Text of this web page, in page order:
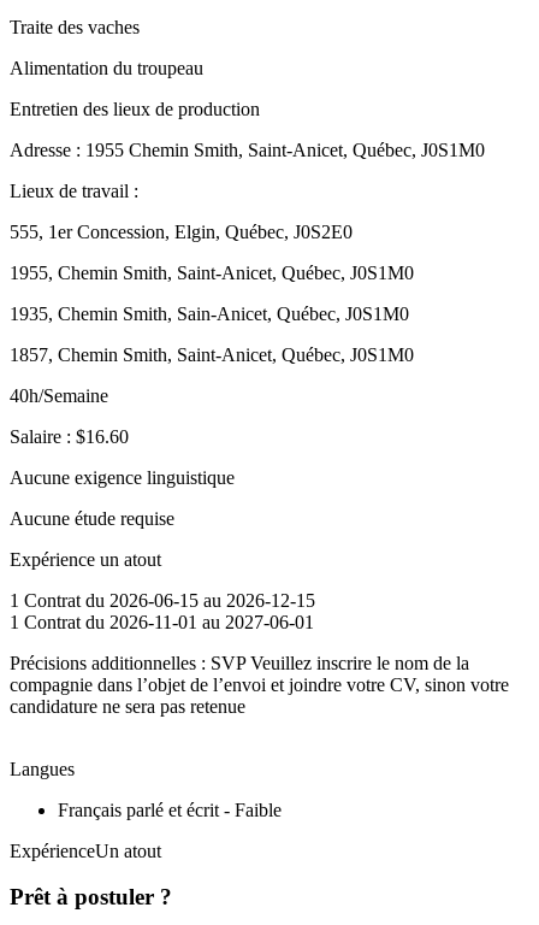
Traite des vaches
Alimentation du troupeau
Entretien des lieux de production
Adresse : 1955 Chemin Smith, Saint-Anicet, Québec, J0S1M0
Lieux de travail :
555, 1er Concession, Elgin, Québec, J0S2E0
1955, Chemin Smith, Saint-Anicet, Québec, J0S1M0
1935, Chemin Smith, Sain-Anicet, Québec, J0S1M0
1857, Chemin Smith, Saint-Anicet, Québec, J0S1M0
40h/Semaine
Salaire : $16.60
Aucune exigence linguistique
Aucune étude requise
Expérience un atout
1 Contrat du 2026-06-15 au 2026-12-15
1 Contrat du 2026-11-01 au 2027-06-01
Précisions additionnelles : SVP Veuillez inscrire le nom de la
compagnie dans l’objet de l’envoi et joindre votre CV, sinon votre
candidature ne sera pas retenue
Langues
Français parlé et écrit - Faible
ExpérienceUn atout
Prêt à postuler ?